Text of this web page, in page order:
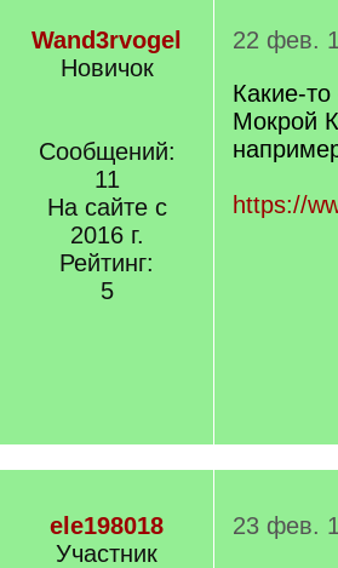
Wand3rvogel
Новичок
Сообщений:
11
На сайте с
2016 г.
Рейтинг:
5
22 фев.
Какие-
Мокрой
https://
ele198018
Участник
23 фев.